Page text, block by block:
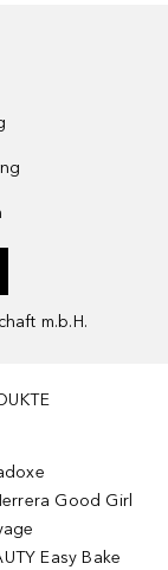
m.b.H.
Good Girl
Easy Bake